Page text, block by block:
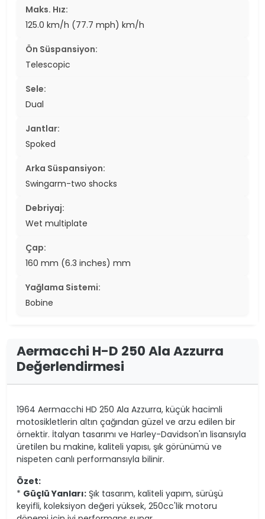
Maks. Hız:
125.0 km/h (77.7 mph) km/h
Ön Süspansiyon:
Telescopic
Sele:
Dual
Jantlar:
Spoked
Arka Süspansiyon:
Swingarm-two shocks
Debriyaj:
Wet multiplate
Çap:
160 mm (6.3 inches) mm
Yağlama Sistemi:
Bobine
Aermacchi H-D 250 Ala Azzurra
Değerlendirmesi
1964 Aermacchi HD 250 Ala Azzurra, küçük hacimli
motosikletlerin altın çağından güzel ve arzu edilen bir
örnektir. İtalyan tasarımı ve Harley-Davidson'ın lisansıyla
üretilen bu makine, kaliteli yapısı, şık görünümü ve
nispeten canlı performansıyla bilinir.
Özet:
* Güçlü Yanları: Şık tasarım, kaliteli yapım, sürüşü
keyifli, koleksiyon değeri yüksek, 250cc'lik motoru